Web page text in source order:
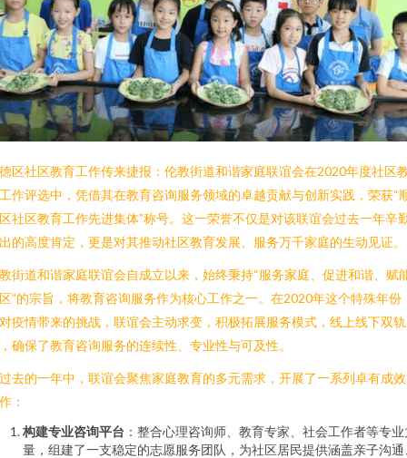
区社区教育工作传来捷报：伦教街道和谐家庭联谊会在2020年度社区
作评选中，凭借其在教育咨询服务领域的卓越贡献与创新实践，荣获“
社区教育工作先进集体”称号。这一荣誉不仅是对该联谊会过去一年辛
的高度肯定，更是对其推动社区教育发展、服务万千家庭的生动见证。
街道和谐家庭联谊会自成立以来，始终秉持“服务家庭、促进和谐、赋
”的宗旨，将教育咨询服务作为核心工作之一。在2020年这个特殊年份
疫情带来的挑战，联谊会主动求变，积极拓展服务模式，线上线下双
确保了教育咨询服务的连续性、专业性与可及性。
去的一年中，联谊会聚焦家庭教育的多元需求，开展了一系列卓有成
：
构建专业咨询平台 ：整合心理咨询师、教育专家、社会工作者等专
量，组建了一支稳定的志愿服务团队，为社区居民提供涵盖亲子沟通